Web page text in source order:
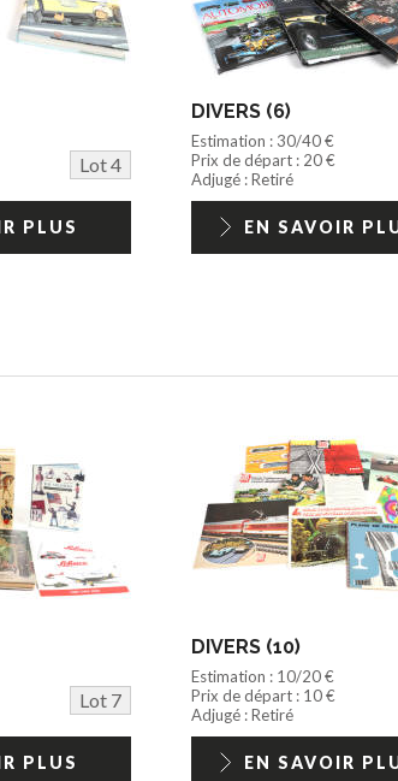
Lot 4
PLUS
DIVERS (6)
Estimation : 30/40 €
Prix de départ : 20 €
Adjugé : Retiré
EN SAVOIR
Lot 7
PLUS
DIVERS (10)
Estimation : 10/20 €
Prix de départ : 10 €
Adjugé : Retiré
EN SAVOIR